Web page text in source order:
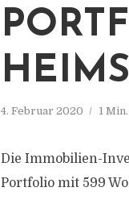
4. Februar 2020 1
Die Immobilien-
Portfolio mit 599